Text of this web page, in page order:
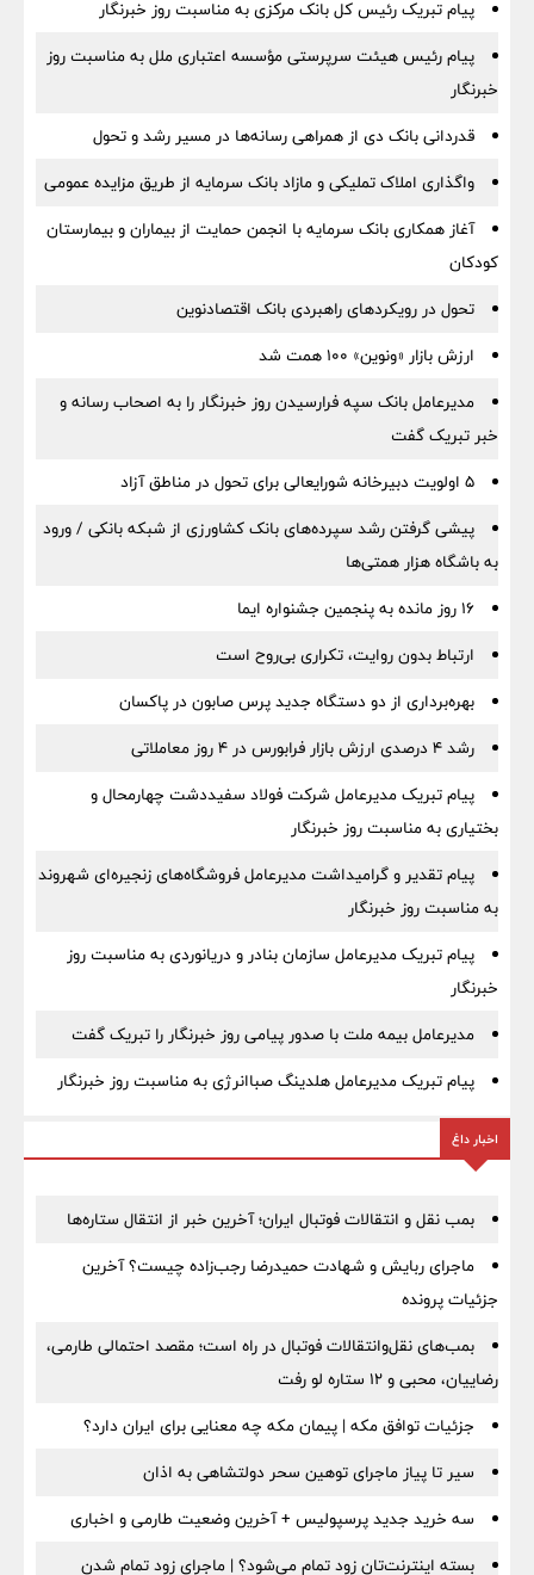
پیام تبریک رئیس کل بانک مرکزی به مناسبت روز خبرنگار
پیام رئیس هیئت سرپرستی مؤسسه اعتباری ملل به مناسبت روز
خبرنگار
قدردانی بانک دی از همراهی رسانه‌ها در مسیر رشد و تحول
واگذاری املاک تملیکی و مازاد بانک سرمایه از طریق مزایده عمومی
آغاز همکاری بانک سرمایه با انجمن حمایت از بیماران و بیمارستان
کودکان
تحول در رویکردهای راهبردی بانک اقتصادنوین
ارزش بازار «ونوین» 100 همت شد
مدیرعامل بانک سپه فرارسیدن روز خبرنگار را به اصحاب رسانه و
خبر تبریک گفت
5 اولویت دبیرخانه شورایعالی برای تحول در مناطق آزاد
پیشی گرفتن رشد سپرده‌های بانک کشاورزی از شبکه بانکی / ورود
به باشگاه هزار همتی‌ها
16 روز مانده به پنجمین جشنواره ایما
ارتباط بدون روایت، تکراری بی‌روح است
بهره‌برداری از دو دستگاه جدید پرس صابون در پاكسان
رشد ۴ درصدی ارزش بازار فرابورس در ۴ روز معاملاتی
پیام تبریک مدیرعامل شرکت فولاد سفیددشت چهارمحال و
بختیاری به مناسبت روز خبرنگار
پیام تقدیر و گرامیداشت مدیرعامل فروشگاه‌های زنجیره‌ای شهروند
به مناسبت روز خبرنگار
پیام تبریک مدیرعامل سازمان بنادر و دریانوردی به مناسبت روز
خبرنگار
مدیرعامل بیمه ملت با صدور پیامی روز خبرنگار را تبریک گفت
پیام تبریک مدیرعامل هلدینگ صباانرژی به مناسبت روز خبرنگار
اخبار داغ
بمب نقل‌ و انتقالات فوتبال ایران؛ آخرین خبر از انتقال ستاره‌ها
ماجرای ربایش و شهادت حمیدرضا رجب‌زاده چیست؟ آخرین
جزئیات پرونده
بمب‌های نقل‌وانتقالات فوتبال در راه است؛ مقصد احتمالی طارمی،
رضاییان، محبی و ۱۲ ستاره لو رفت
جزئیات توافق مکه | پیمان مکه چه معنایی برای ایران دارد؟
سیر تا پیاز ماجرای توهین سحر دولتشاهی به اذان
سه خرید جدید پرسپولیس + آخرین وضعیت طارمی و اخباری
بسته اینترنت‌تان زود تمام می‌شود؟ | ماجرای زود تمام شدن